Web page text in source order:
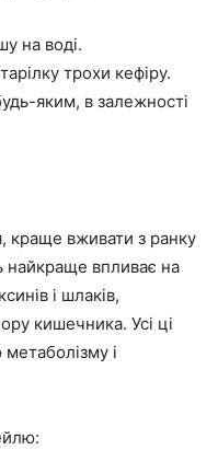
на воді.
трохи кефіру.
яким, в залежності
краще вживати з ранку
найкраще впливає на
і шлаків,
кишечника. Усі ці
і